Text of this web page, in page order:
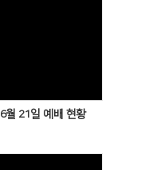
6월 21일 예배 현황